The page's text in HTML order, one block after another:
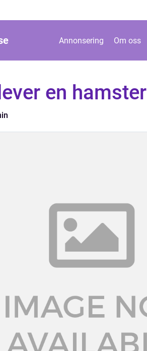
Annonsering Om oss
en hamster